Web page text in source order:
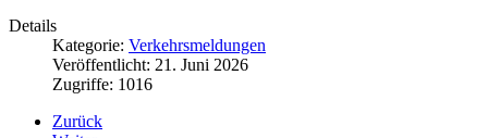
Details
Kategorie: Verkehrsmeldungen
Veröffentlicht: 21. Juni 2026
Zugriffe: 1016
Zurück